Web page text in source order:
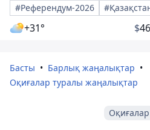
#Референдум-2026
+31° $
Басты
Барлық жаңалықтар
Оқиғалар туралы жаңалықтар
Оқиғалар